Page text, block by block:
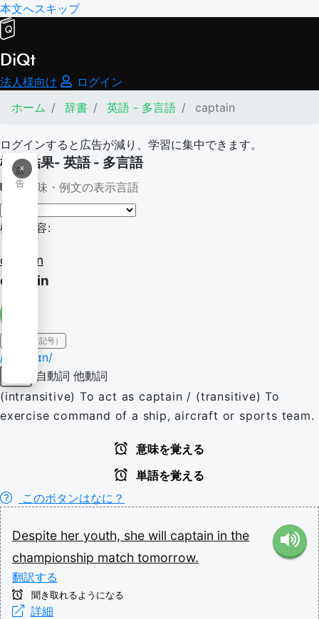
本文へスキップ
DiQt
法人様向け
ログイン
ホーム
辞書 英語 - 多言語 captain
ログインすると広告が減り、学習に集中できます。
×
広
告
検索結果- 英語 - 多言語
意味・例文の表示言語
検索内容:
captain
captain
IPA（発音記号）
/ˈkæp.tɪn/
自動詞 他動詞
(intransitive) To act as captain / (transitive) To
exercise command of a ship, aircraft or sports team.
意味を覚える
単語を覚える
このボタンはなに？
Despite her youth, she will captain in the
championship match tomorrow.
翻訳する
聞き取れるようになる
詳細